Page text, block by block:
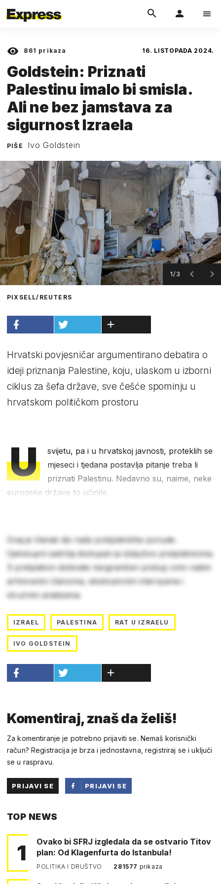
861 prikaza 16. LISTOPADA 2024.
Goldstein: Priznati
Palestinu imalo bi smisla.
Ali ne bez jamstava za
sigurnost Izraela
PIŠE Ivo Goldstein
1/3
PIXSELL/REUTERS
Hrvatski povjesničar argumentirano debatira o
ideji priznanja Palestine, koju, ulaskom u izborni
ciklus za šefa države, sve češće spominju u
hrvatskom političkom prostoru
U
svijetu, pa i u hrvatskoj javnosti, proteklih se
mjeseci i tjedana postavlja pitanje treba li
priznati Palestinu. Nedavno su, naime, neke
europske države to učinile.
Ovaj je članak dio naše pretplatničke ponude.
Cjelokupni sadržaj dostupan je isključivo pretplatnicima.
S pretplatom dobivate neograničen pristup svim našim
arhiviranim člancima, ekskluzivnim intervjuima i
stručnim analizama.
IZRAEL PALESTINA RAT U IZRAELU
IVO GOLDSTEIN
Komentiraj, znaš da želiš!
Za komentiranje je potrebno prijaviti se. Nemaš korisnički
račun? Registracija je brza i jednostavna, registriraj se i uključi
se u raspravu.
PRIJAVI SE
PRIJAVI SE
TOP NEWS
1
Ovako bi SFRJ izgledala da se ostvario Titov
plan: Od Klagenfurta do Istanbula!
POLITIKA I DRUŠTVO 281577 prikaza